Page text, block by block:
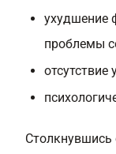
ухудшение
проблемы
отсутствие